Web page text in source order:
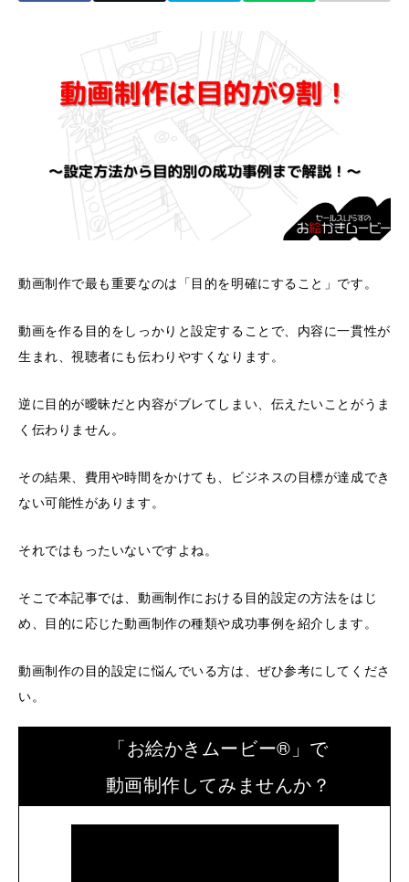
動画制作で最も重要なのは「目的を明確にすること」です。
動画を作る目的をしっかりと設定することで、内容に一貫性が
生まれ、視聴者にも伝わりやすくなります。
逆に目的が曖昧だと内容がブレてしまい、伝えたいことがうま
く伝わりません。
その結果、費用や時間をかけても、ビジネスの目標が達成でき
ない可能性があります。
それではもったいないですよね。
そこで本記事では、動画制作における目的設定の方法をはじ
め、目的に応じた動画制作の種類や成功事例を紹介します。
動画制作の目的設定に悩んでいる方は、ぜひ参考にしてくださ
い。
「お絵かきムービー®」で
動画制作してみませんか？